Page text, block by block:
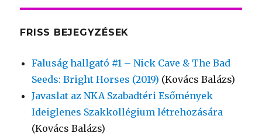
FRISS BEJEGYZÉSEK
Faluság hallgató #1 – Nick Cave & The Bad
Seeds: Bright Horses (2019) (Kovács Balázs)
Javaslat az NKA Szabadtéri Esőmények
Ideiglenes Szakkollégium létrehozására
(Kovács Balázs)